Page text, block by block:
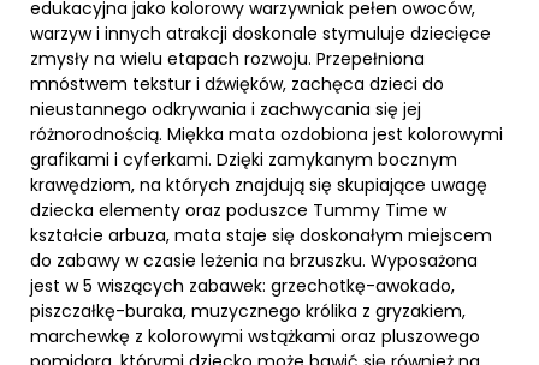
edukacyjna jako kolorowy warzywniak pełen owoców,
warzyw i innych atrakcji doskonale stymuluje dziecięce
zmysły na wielu etapach rozwoju. Przepełniona
mnóstwem tekstur i dźwięków, zachęca dzieci do
nieustannego odkrywania i zachwycania się jej
różnorodnością. Miękka mata ozdobiona jest kolorowymi
grafikami i cyferkami. Dzięki zamykanym bocznym
krawędziom, na których znajdują się skupiające uwagę
dziecka elementy oraz poduszce Tummy Time w
kształcie arbuza, mata staje się doskonałym miejscem
do zabawy w czasie leżenia na brzuszku. Wyposażona
jest w 5 wiszących zabawek: grzechotkę-awokado,
piszczałkę-buraka, muzycznego królika z gryzakiem,
marchewkę z kolorowymi wstążkami oraz pluszowego